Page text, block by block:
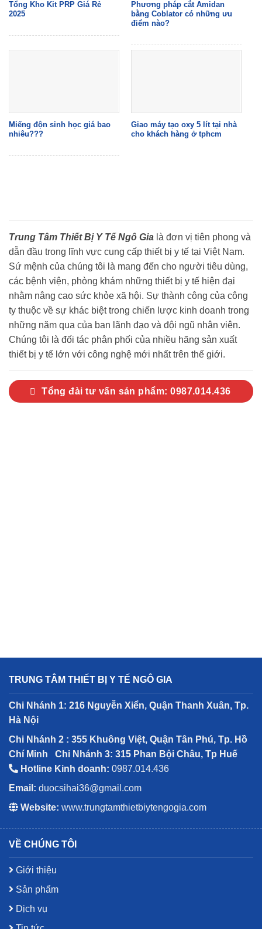
Tổng Kho Kit PRP Giá Rẻ
2025
Phương pháp cắt Amidan
bằng Coblator có những ưu
điểm nào?
Miếng độn sinh học giá bao
nhiêu???
Giao máy tạo oxy 5 lít tại nhà
cho khách hàng ở tphcm
Trung Tâm Thiết Bị Y Tế Ngô Gia là đơn vị tiên phong và
dẫn đầu trong lĩnh vực cung cấp thiết bị y tế tại Việt Nam.
Sứ mệnh của chúng tôi là mang đến cho người tiêu dùng,
các bệnh viện, phòng khám những thiết bị y tế hiện đại
nhằm nâng cao sức khỏe xã hội. Sự thành công của công
ty thuộc về sự khác biệt trong chiến lược kinh doanh trong
những năm qua của ban lãnh đạo và đội ngũ nhân viên.
Chúng tôi là đối tác phân phối của nhiều hãng sản xuất
thiết bị y tế lớn với công nghệ mới nhất trên thế giới.
Tổng đài tư vấn sản phẩm: 0987.014.436
TRUNG TÂM THIẾT BỊ Y TẾ NGÔ GIA
Chi Nhánh 1: 216 Nguyễn Xiển, Quận Thanh Xuân, Tp.
Hà Nội
Chi Nhánh 2 : 355 Khuông Việt, Quận Tân Phú, Tp. Hồ
Chí Minh
Chi Nhánh 3: 315 Phan Bội Châu, Tp Huế
Hotline Kinh doanh: 0987.014.436
Email: duocsihai36@gmail.com
Website: www.trungtamthietbiytengogia.com
VỀ CHÚNG TÔI
Giới thiệu
Sản phẩm
Dịch vụ